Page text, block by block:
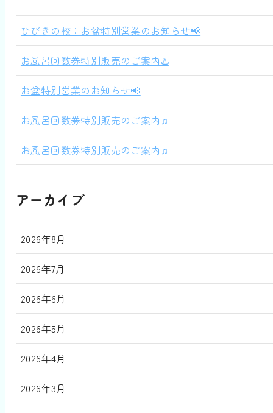
ひびきの校：お盆特別営業のお知らせ📢
お風呂回数券特別販売のご案内♨️
お盆特別営業のお知らせ📢
お風呂回数券特別販売のご案内♫
お風呂回数券特別販売のご案内♫
アーカイブ
2026年8月
2026年7月
2026年6月
2026年5月
2026年4月
2026年3月